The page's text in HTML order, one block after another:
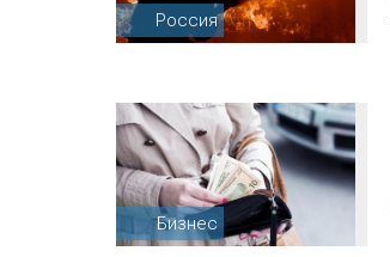
Россия
Бизнес